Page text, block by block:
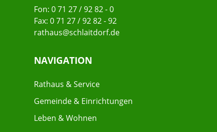
Fon: 0 71 27 / 92 82 - 0
Fax: 0 71 27 / 92 82 - 92
rathaus@schlaitdorf.de
NAVIGATION
Rathaus & Service
Gemeinde & Einrichtungen
Leben & Wohnen